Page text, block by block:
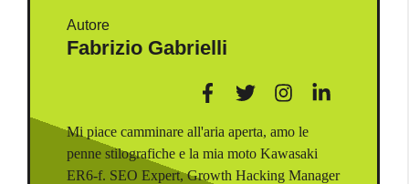
Autore
Fabrizio Gabrielli
Mi piace camminare all'aria aperta, amo le
penne stilografiche e la mia moto Kawasaki
ER6-f. SEO Expert, Growth Hacking Manager